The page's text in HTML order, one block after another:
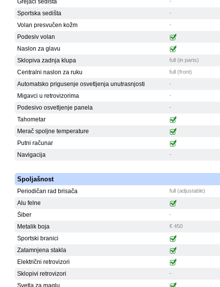
Grejači sedišta
Sportska sedišta -
Volan presvučen kožm -
Podesiv volan
Naslon za glavu
Sklopiva zadnja klupa
full (in parts)
Centralni naslon za ruku full (front)
Automatsko prigusenje osvetljenja unutrasnjosti -
Migavci u retrovizorima -
Podesivo osvetljenje panela -
Tahometar
Merač spoljne temperature
Putni računar
Navigacija
-
Spoljašnost
Periodičan rad brisača full (adjustable)
Alu felne
Šiber
-
Metalik boja € 450
Sportski branici
Zatamnjena stakla
Električni retrovizori
Sklopivi retrovizori
-
Svetla za maglu